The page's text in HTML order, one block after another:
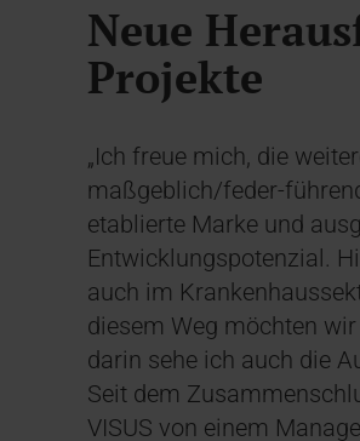
Neue
Projekte
„Ich freue mich, die
maßgeblich/feder-
etablierte Marke und
Entwicklungspotenzial.
auch im
diesem Weg möchten
darin sehe ich auch die
Seit dem
VISUS von einem